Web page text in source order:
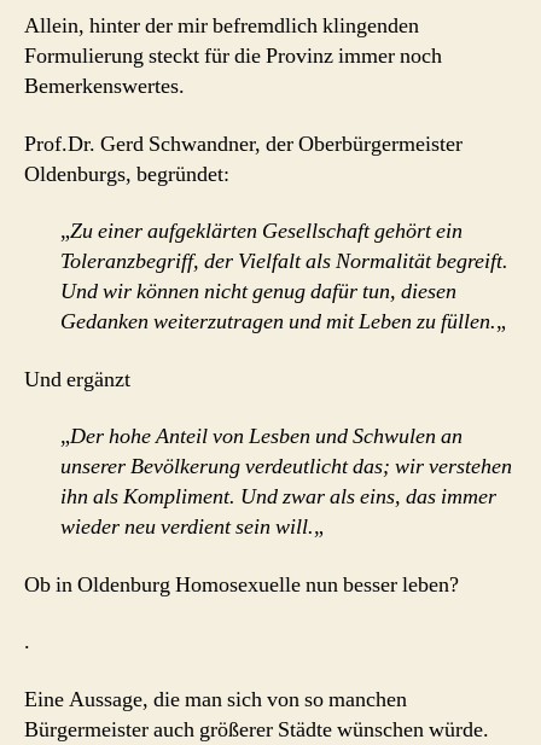
Allein, hinter der mir befremdlich klingenden
Formulierung steckt für die Provinz immer noch
Bemerkenswertes.
Prof.Dr. Gerd Schwandner, der Oberbürgermeister
Oldenburgs, begründet:
„Zu einer aufgeklärten Gesellschaft gehört ein
Toleranzbegriff, der Vielfalt als Normalität begreift.
Und wir können nicht genug dafür tun, diesen
Gedanken weiterzutragen und mit Leben zu füllen.„
Und ergänzt
„Der hohe Anteil von Lesben und Schwulen an
unserer Bevölkerung verdeutlicht das; wir verstehen
ihn als Kompliment. Und zwar als eins, das immer
wieder neu verdient sein will.„
Ob in Oldenburg Homosexuelle nun besser leben?
.
Eine Aussage, die man sich von so manchen
Bürgermeister auch größerer Städte wünschen würde.